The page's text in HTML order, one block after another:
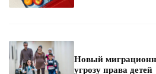
Новый
угрозу права детей